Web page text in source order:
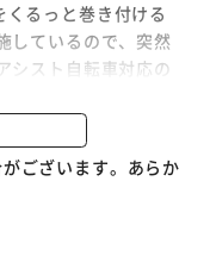
るっと巻き付ける
しているので、突然
シスト自転車対応の
や特殊な形のハン
群】 下部はメッシュ
い設計で、長時間の
性と安全性、快適
ございます。あらか